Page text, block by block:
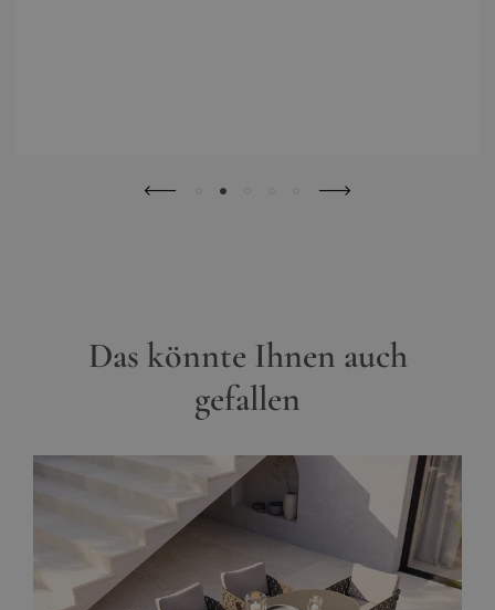
Das könnte Ihnen auch
gefallen